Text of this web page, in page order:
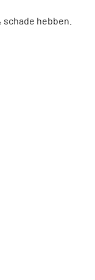
hebben.